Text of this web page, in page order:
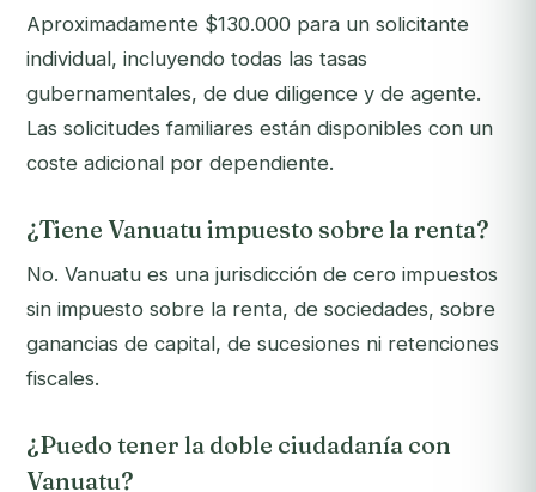
Aproximadamente $130.000 para un solicitante
individual, incluyendo todas las tasas
gubernamentales, de due diligence y de agente.
Las solicitudes familiares están disponibles con un
coste adicional por dependiente.
¿Tiene Vanuatu impuesto sobre la renta?
No. Vanuatu es una jurisdicción de cero impuestos
sin impuesto sobre la renta, de sociedades, sobre
ganancias de capital, de sucesiones ni retenciones
fiscales.
¿Puedo tener la doble ciudadanía con
Vanuatu?